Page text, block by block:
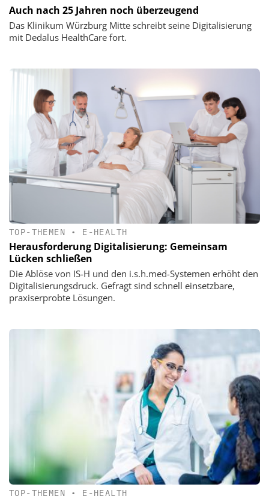
Auch nach 25 Jahren noch überzeugend
Das Klinikum Würzburg Mitte schreibt seine Digitalisierung
mit Dedalus HealthCare fort.
TOP-THEMEN • E-HEALTH
Herausforderung Digitalisierung: Gemeinsam
Lücken schließen
Die Ablöse von IS-H und den i.s.h.med-Systemen erhöht den
Digitalisierungsdruck. Gefragt sind schnell einsetzbare,
praxiserprobte Lösungen.
TOP-THEMEN • E-HEALTH